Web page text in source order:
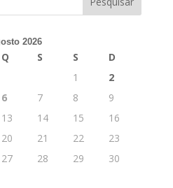
2026
Q S S
D
1
2
6 7 8
9
13 14 15
16
20 21 22
23
27 28 29
30